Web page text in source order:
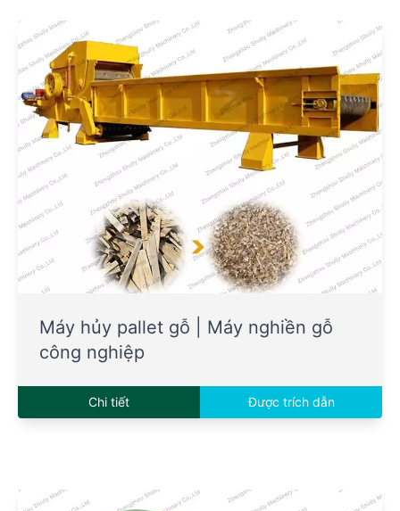
Máy hủy pallet gỗ | Máy nghiền gỗ
công nghiệp
Chi tiết Được trích dẫn